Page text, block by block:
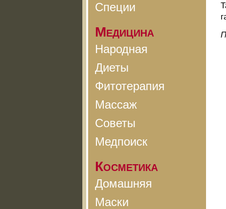
Специи
Медицина
Народная
Диеты
Фитотерапия
Массаж
Советы
Медпоиск
Косметика
Домашняя
Маски